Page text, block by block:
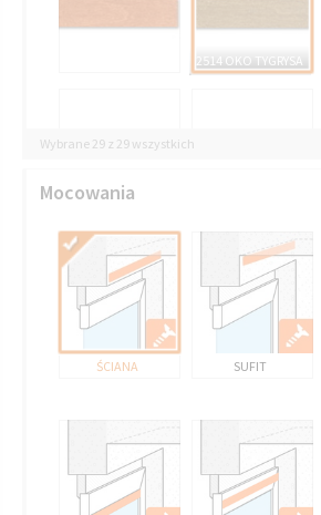
2514 OKO TYGRYSA
Wybrane 29 z 29 wszystkich
Mocowania
ŚCIANA SUFIT